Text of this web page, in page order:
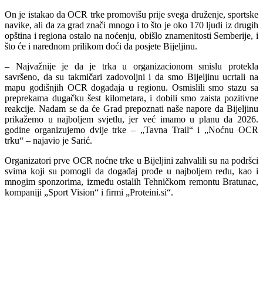
On je istakao da OCR trke promovišu prije svega druženje, sportske
navike, ali da za grad znači mnogo i to što je oko 170 ljudi iz drugih
opština i regiona ostalo na noćenju, obišlo znamenitosti Semberije, i
što će i narednom prilikom doći da posjete Bijeljinu.
– Najvažnije je da je trka u organizacionom smislu protekla
savršeno, da su takmičari zadovoljni i da smo Bijeljinu ucrtali na
mapu godišnjih OCR događaja u regionu. Osmislili smo stazu sa
preprekama dugačku šest kilometara, i dobili smo zaista pozitivne
reakcije. Nadam se da će Grad prepoznati naše napore da Bijeljinu
prikažemo u najboljem svjetlu, jer već imamo u planu da 2026.
godine organizujemo dvije trke – „Tavna Trail“ i „Noćnu OCR
trku“ – najavio je Sarić.
Organizatori prve OCR noćne trke u Bijeljini zahvalili su na podršci
svima koji su pomogli da događaj prođe u najboljem redu, kao i
mnogim sponzorima, između ostalih Tehničkom remontu Bratunac,
kompaniji „Sport Vision“ i firmi „Proteini.si“.